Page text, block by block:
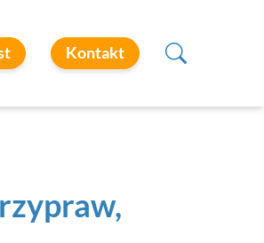
Kontakt